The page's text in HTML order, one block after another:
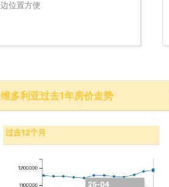
边位置方便
维多利亚过去1年房价走势